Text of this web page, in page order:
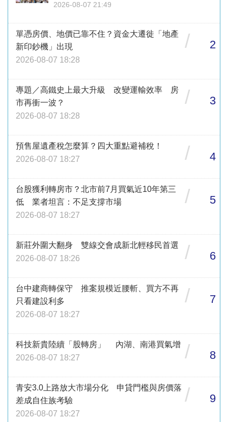
2026-08-07 21:49
單憑房價、地價已靠不住？資金大遷徙「地產
新印鈔機」出現
2026-08-07 18:28
/ 2
專題／高鐵史上最大升級 改變運輸效率 房
市再衝一波？
2026-08-07 18:28
/ 3
預售屋遺產稅怎麼算？四大重點避補稅！
2026-08-07 18:27
/ 4
台股獲利轉房市？北市前7月買氣近10年第三
低 業者坦言：不足支撐市場
2026-08-07 18:27
/ 5
新莊外圍大翻身 雙線交會成新北輕移民首選
2026-08-07 18:26
/ 6
台中建商轉保守 推案規模近腰斬、買方不再
只看建設利多
2026-08-07 18:27
/ 7
科技新貴陸續「股轉房」 內湖、南港買氣增
2026-08-07 18:27
/ 8
青安3.0上路放大市場分化 申貸門檻與房價落
差成自住族考驗
2026-08-07 18:27
/ 9